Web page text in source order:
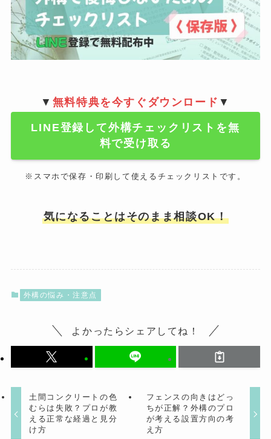
▼ 無料特典を今すぐダウンロード ▼
LINE登録して外構チェックリストを無
料で受け取る
※スマホで保存・印刷して使えるチェックリストです。
気になることはそのまま相談OK！
外構の悩み・注意点
よかったらシェアしてね！
土間コンクリートの色
むらは失敗？プロが教
える正常な経過と見分
け方
フェンスの向きはどっ
ちが正解？外構のプロ
が考える設置方向の考
え方